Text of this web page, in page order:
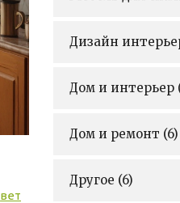
Дизайн
Дом и интерьер
Дом и ремонт (6)
Другое (6)